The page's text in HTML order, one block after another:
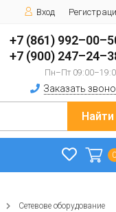
Вход
+7 (861)
+7 (900)
Пн–Пт
Заказать
Найти
Сетевове оборудование